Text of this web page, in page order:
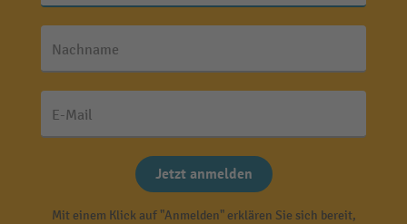
Nachname
E-Mail
Jetzt anmelden
Mit einem Klick auf "Anmelden" erklären Sie sich bereit,